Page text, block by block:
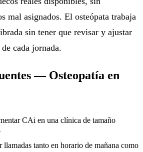
mal asignados. El osteópata trabaja
sin tener que revisar y ajustar
cada jornada.
— Osteopatía en
CAi en una clínica de tamaño
llamadas tanto en horario de mañana como